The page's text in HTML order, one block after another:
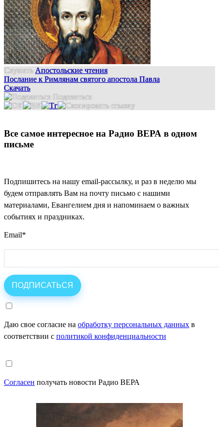
Слушать Апостольские чтения
Послание к Римлянам святого апостола Павла
Скачать
Поделиться
Все самое интересное на Радио ВЕРА в одном
письме
Подпишитесь на нашу email-рассылку, и раз в неделю мы
будем отправлять Вам на почту письмо с нашими
материалами, Евангелием дня и напоминаем о важных
событиях и праздниках.
Email*
Даю свое согласие на обработку персональных данных в
соответствии с политикой конфиденциальности
Согласен получать новости Радио ВЕРА